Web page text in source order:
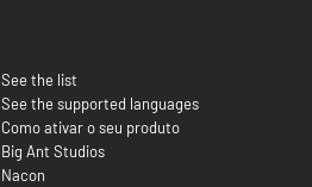
See the list
See the supported languages
Como ativar o seu produto
Big Ant Studios
Nacon